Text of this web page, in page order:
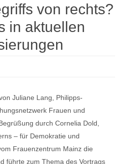
von rechts?
in aktuellen
Juliane Lang, Philipps-
Frauen und
durch Cornelia Dold,
– für Demokratie und
Frauenzentrum Mainz die
führte zum Thema des Vortrags